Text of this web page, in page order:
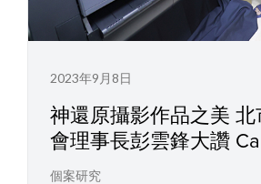
2023年9月8日
神還原攝影作品之美 北市攝影學
會理事長彭雲鋒大讚
寸繪圖機 GP-540
個案研究